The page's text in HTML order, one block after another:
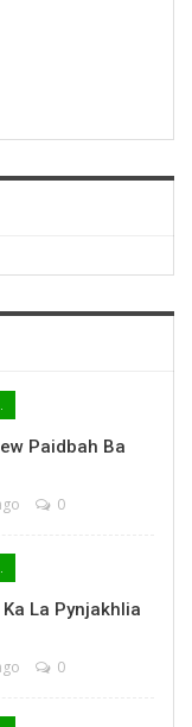
Paidbah Ba
0
La Pynjakhlia
0